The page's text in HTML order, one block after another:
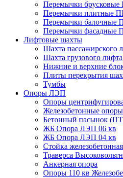
Перемычки брусковые
Перемычки плитные
Перемычки балочные
Перемычки фасадные
Лифтовые шахты
Шахта пассажирского
Шахта грузового лифта
Нижние и верхние
Плиты перекрытия
Тумбы
Опоры ЛЭП
Опоры
Железобетонные
Бетонный пасынок (ПТ
ЖБ Опора ЛЭП 06 кв
ЖБ Опора ЛЭП 04 кв
Стойка
Траверса
Анкерная опора
Опоры 110 кв